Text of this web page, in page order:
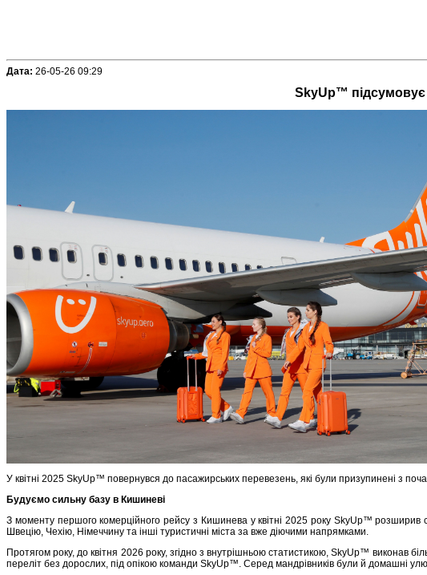
Дата: 26-05-26 09:29
SkyUp™ підсумовує
У квітні 2025 SkyUp™ повернувся до пасажирських перевезень, які були призупинені з
Будуємо сильну базу в Кишиневі
З моменту першого комерційного рейсу з Кишинева у квітні 2025 року SkyUp™ розширив
Швецію, Чехію, Німеччину та інші туристичні міста за вже діючими напрямками.
Протягом року, до квітня 2026 року, згідно з внутрішньою статистикою, SkyUp™ виконав
переліт без дорослих, під опікою команди SkyUp™. Серед мандрівників були й домашні